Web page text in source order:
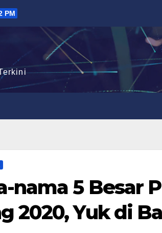
PM
nama 5 Besar
2020, Yuk di